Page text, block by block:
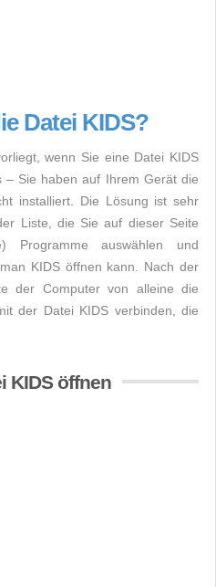
Datei KIDS?
wenn Sie eine Datei KIDS
– Sie haben auf Ihrem Gerät die
installiert. Die Lösung ist sehr
Liste, die Sie auf dieser Seite
Programme auswählen und
KIDS öffnen kann. Nach der
der Computer von alleine die
der Datei KIDS verbinden, die
KIDS öffnen